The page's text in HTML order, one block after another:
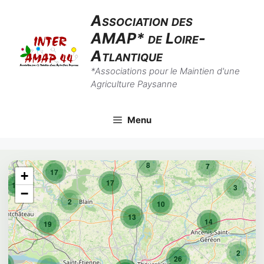
contenu
Association des
AMAP* de Loire-
Atlantique
*Associations pour le Maintien d'une
Agriculture Paysanne
Menu
7
8
3
2
14
17
17
2
10
19
10
26
13
+
−